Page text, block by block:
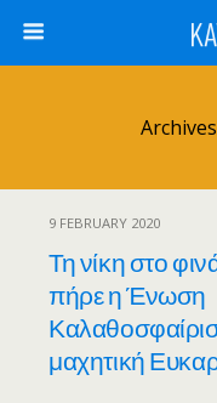
9 FEBRUARY 2020
Τη νίκη στο
πήρε η Ένωση
μαχητική